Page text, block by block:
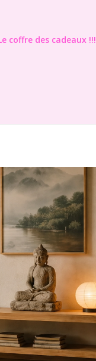
coffre des cadeaux !!!